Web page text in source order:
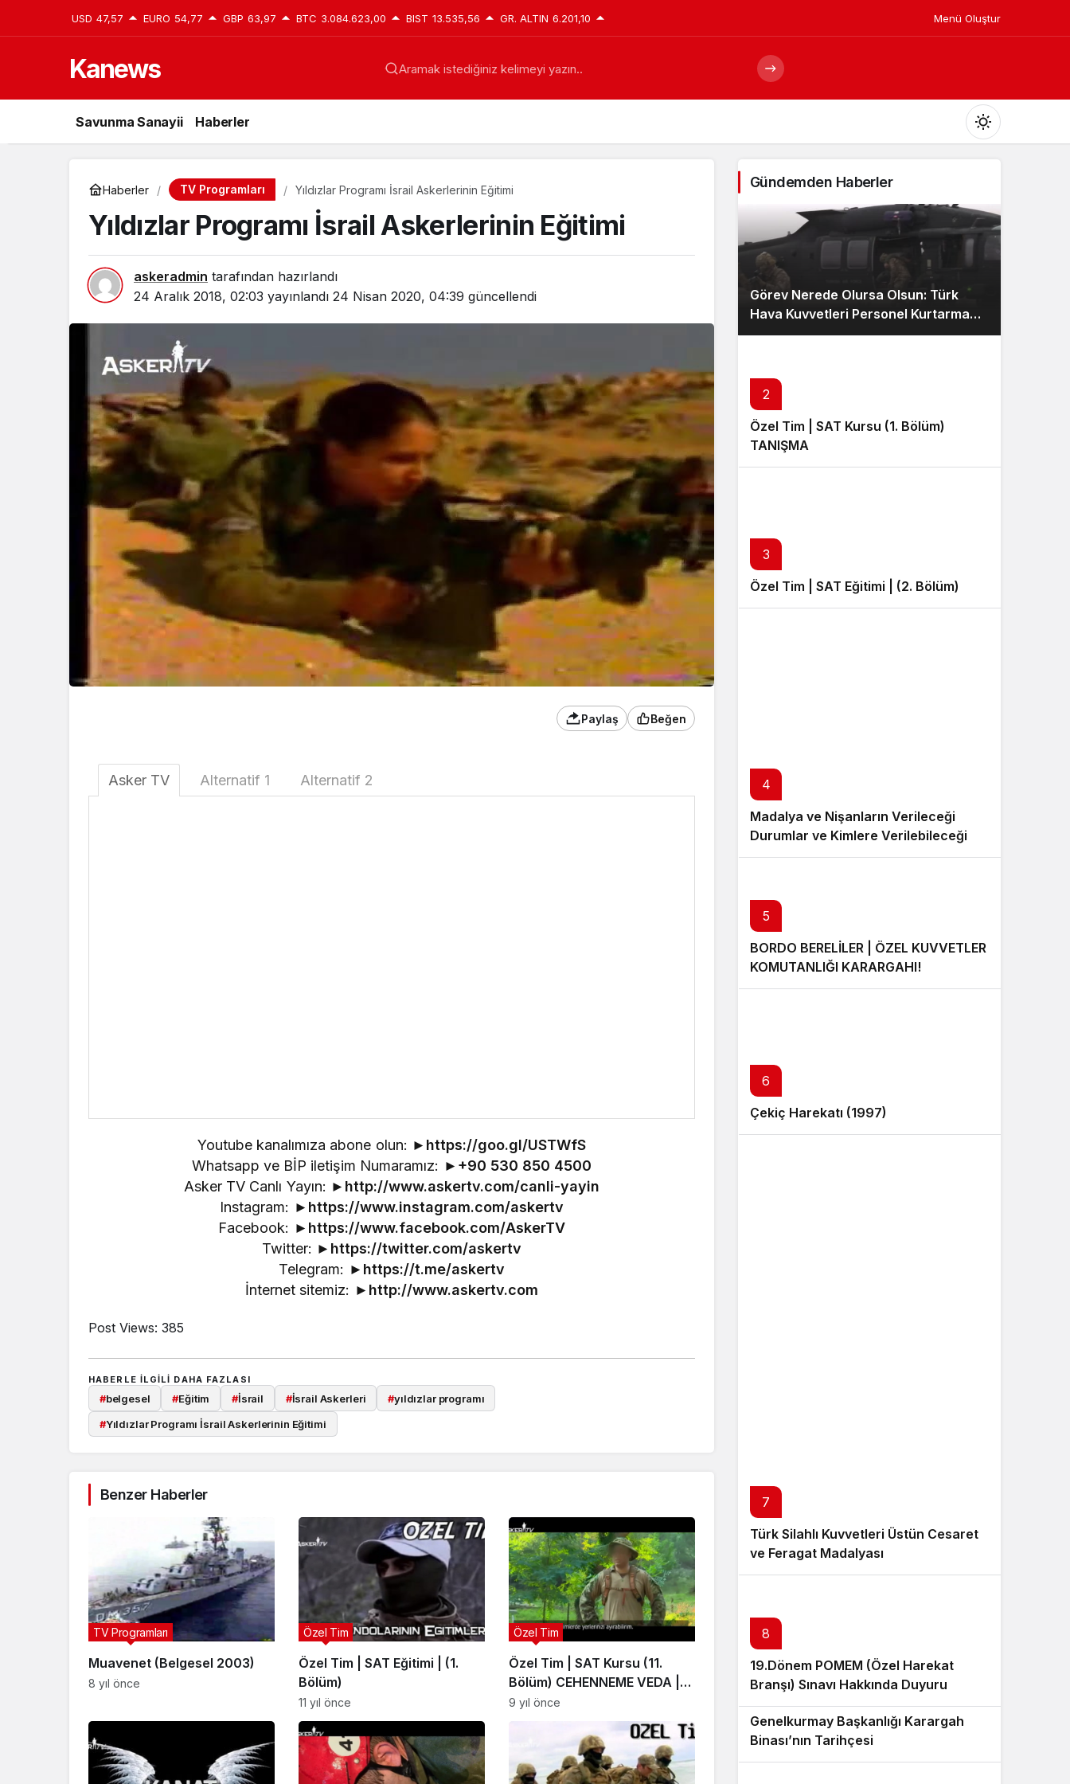
USD 47,57 EURO 54,77 GBP 63,97 BTC 3.084.623,00 BIST 13.535,56 GR. ALTIN 6.201,10 Menü Oluştur
Kanews Aramak istediğiniz kelimeyi yazın..
Savunma Sanayii Haberler
Mod
değiştir
Gündüz Modu
Gündüz modunu seçin.
Gece Modu
Haberler TV Programları Yıldızlar Programı İsrail Askerlerinin Eğitimi
Yıldızlar Programı İsrail Askerlerinin Eğitimi
askeradmin tarafından hazırlandı
24 Aralık 2018, 02:03 yayınlandı 24 Nisan 2020, 04:39 güncellendi
Paylaş Beğen
Asker TV Alternatif 1 Alternatif 2
Youtube kanalımıza abone olun: ► https://goo.gl/USTWfS
Whatsapp ve BİP iletişim Numaramız: ► +90 530 850 4500
Asker TV Canlı Yayın: ► http://www.askertv.com/canli-yayin
Instagram: ► https://www.instagram.com/askertv
Facebook: ► https://www.facebook.com/AskerTV
Twitter: ► https://twitter.com/askertv
Telegram: ► https://t.me/askertv
İnternet sitemiz: ► http://www.askertv.com
Post Views: 385
HABERLE ILGILI DAHA FAZLASI
#belgesel #Eğitim #İsrail #İsrail Askerleri #yıldızlar programı
#Yıldızlar Programı İsrail Askerlerinin Eğitimi
Benzer Haberler
Muavenet (Belgesel 2003)
TV Programları
8 yıl önce
Özel Tim | SAT Eğitimi | (1.
Bölüm)
Özel Tim
11 yıl önce
Özel Tim | SAT Kursu (11.
Bölüm) CEHENNEME VEDA |
Tanıtım
Özel Tim
9 yıl önce
Gündemden Haberler
Görev Nerede Olursa Olsun: Türk
Hava Kuvvetleri Personel Kurtarma
Ekibi
2
Özel Tim | SAT Kursu (1. Bölüm)
TANIŞMA
3
Özel Tim | SAT Eğitimi | (2. Bölüm)
4
Madalya ve Nişanların Verileceği
Durumlar ve Kimlere Verilebileceği
5
BORDO BERELİLER | ÖZEL KUVVETLER
KOMUTANLIĞI KARARGAHI!
6
Çekiç Harekatı (1997)
7
Türk Silahlı Kuvvetleri Üstün Cesaret
ve Feragat Madalyası
8
19.Dönem POMEM (Özel Harekat
Branşı) Sınavı Hakkında Duyuru
9
Genelkurmay Başkanlığı Karargah
Binası’nın Tarihçesi